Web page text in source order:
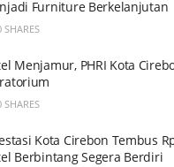
Furniture Berkelanjutan
SHARES
Menjamur, PHRI Kota
SHARES
Kota Cirebon Tembus
Berbintang Segera Berdiri